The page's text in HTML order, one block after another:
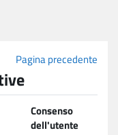
Pagina precedente
Consenso
dell'utente